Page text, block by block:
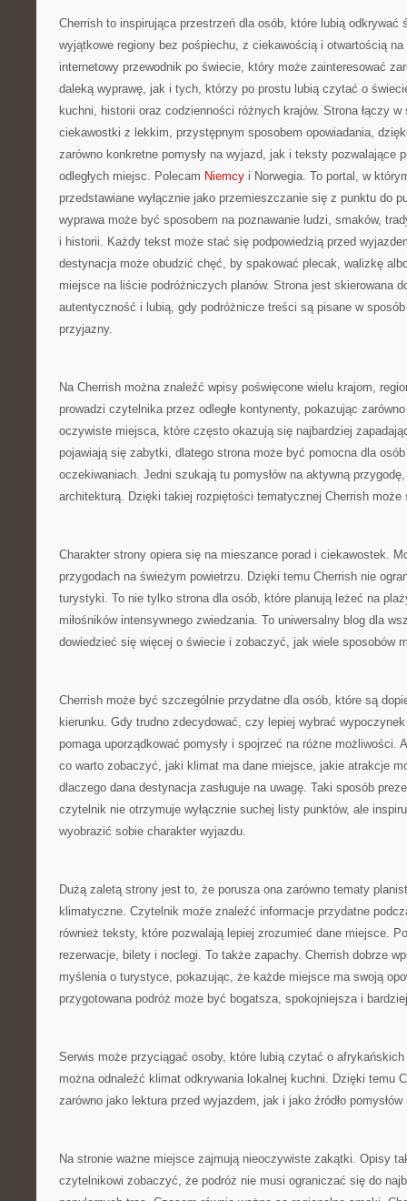
Cherrish to inspirująca przestrzeń dla osób, które lubią odkrywać
wyjątkowe regiony bez pośpiechu, z ciekawością i otwartością na
internetowy przewodnik po świecie, który może zainteresować
daleką wyprawę, jak i tych, którzy po prostu lubią czytać o
kuchni, historii oraz codzienności różnych krajów. Strona łączy w
ciekawostki z lekkim, przystępnym sposobem opowiadania,
zarówno konkretne pomysły na wyjazd, jak i teksty pozwalające
odległych miejsc. Polecam Niemcy i Norwegia. To portal, w
przedstawiane wyłącznie jako przemieszczanie się z punktu do
wyprawa może być sposobem na poznawanie ludzi, smaków,
i historii. Każdy tekst może stać się podpowiedzią przed
destynacja może obudzić chęć, by spakować plecak, walizkę
miejsce na liście podróżniczych planów. Strona jest skierowana
autentyczność i lubią, gdy podróżnicze treści są pisane w sposób
przyjazny.
Na Cherrish można znaleźć wpisy poświęcone wielu krajom,
prowadzi czytelnika przez odległe kontynenty, pokazując
oczywiste miejsca, które często okazują się najbardziej
pojawiają się zabytki, dlatego strona może być pomocna dla
oczekiwaniach. Jedni szukają tu pomysłów na aktywną
architekturą. Dzięki takiej rozpiętości tematycznej Cherrish może
Charakter strony opiera się na mieszance porad i ciekawostek.
przygodach na świeżym powietrzu. Dzięki temu Cherrish nie
turystyki. To nie tylko strona dla osób, które planują leżeć na
miłośników intensywnego zwiedzania. To uniwersalny blog dla
dowiedzieć się więcej o świecie i zobaczyć, jak wiele sposobów
Cherrish może być szczególnie przydatne dla osób, które są
kierunku. Gdy trudno zdecydować, czy lepiej wybrać
pomaga uporządkować pomysły i spojrzeć na różne możliwości.
co warto zobaczyć, jaki klimat ma dane miejsce, jakie atrakcje
dlaczego dana destynacja zasługuje na uwagę. Taki sposób
czytelnik nie otrzymuje wyłącznie suchej listy punktów, ale
wyobrazić sobie charakter wyjazdu.
Dużą zaletą strony jest to, że porusza ona zarówno tematy
klimatyczne. Czytelnik może znaleźć informacje przydatne
również teksty, które pozwalają lepiej zrozumieć dane miejsce.
rezerwacje, bilety i noclegi. To także zapachy. Cherrish dobrze
myślenia o turystyce, pokazując, że każde miejsce ma swoją
przygotowana podróż może być bogatsza, spokojniejsza i
Serwis może przyciągać osoby, które lubią czytać o
można odnaleźć klimat odkrywania lokalnej kuchni. Dzięki temu
zarówno jako lektura przed wyjazdem, jak i jako źródło pomysłów
Na stronie ważne miejsce zajmują nieoczywiste zakątki. Opisy
czytelnikowi zobaczyć, że podróż nie musi ograniczać się do